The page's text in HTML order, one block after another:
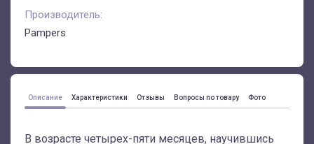
Производитель:
Pampers
Описание Характеристики Отзывы Вопросы по товару Фото
В возрасте четырех-пяти месяцев, научившись